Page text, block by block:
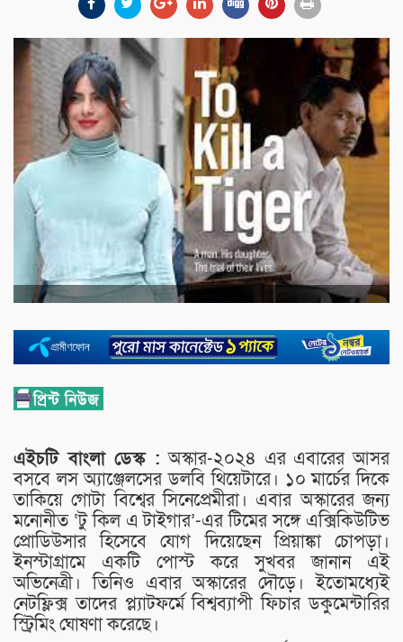
এইচটি বাংলা ডেস্ক : অস্কার-২০২৪ এর এবারের আসর
বসবে লস অ্যাঞ্জেলসের ডলবি থিয়েটারে। ১০ মার্চের দিকে
তাকিয়ে গোটা বিশ্বের সিনেপ্রেমীরা। এবার অস্কারের জন্য
মনোনীত ‘টু কিল এ টাইগার’-এর টিমের সঙ্গে এক্সিকিউটিভ
প্রোডিউসার হিসেবে যোগ দিয়েছেন প্রিয়াঙ্কা চোপড়া।
ইনস্টাগ্রামে একটি পোস্ট করে সুখবর জানান এই
অভিনেত্রী। তিনিও এবার অস্কারের দৌড়ে। ইতোমধ্যেই
নেটফ্লিক্স তাদের প্ল্যাটফর্মে বিশ্বব্যাপী ফিচার ডকুমেন্টারির
স্ট্রিমিং ঘোষণা করেছে।